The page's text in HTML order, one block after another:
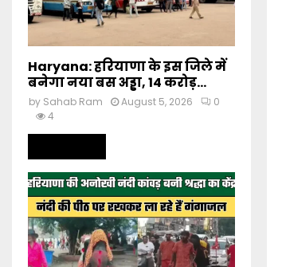
Haryana: हरियाणा के इस जिले में
बनेगा नया बस अड्डा, 14 करोड़...
by Sahab Ram August 5, 2026
0
4